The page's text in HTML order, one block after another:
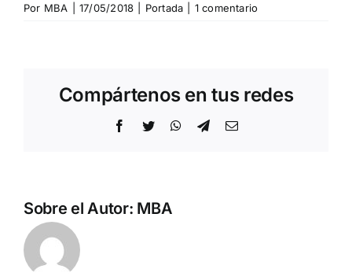
Por MBA 17/05/2018 Portada 1 comentario
Compártenos en tus redes
Facebook
Twitter WhatsApp
TelegramCorreo
Sobre el Autor: MBA